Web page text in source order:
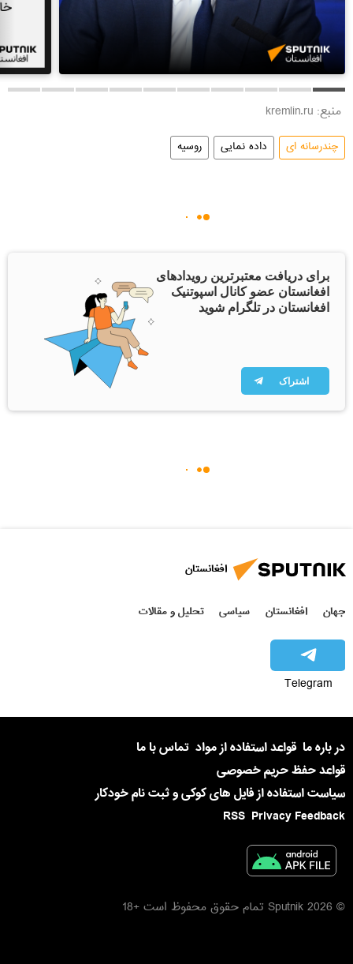
منبع: kremlin.ru
چندرسانه ای داده نمایی روسیه
برای دریافت معتبرترین رویدادهای
افغانستان عضو کانال اسپوتنیک
افغانستان در تلگرام شوید
اشتراک
افغانستان
جهان افغانستان سیاسی تحلیل و مقالات
Telegram
در باره ما قواعد استفاده از مواد تماس با ما
قواعد حفظ حریم خصوصی
سیاست استفاده از فایل های کوکی و ثبت نام خودکار
Privacy Feedback
RSS
© 2026 Sputnik تمام حقوق محفوظ است +18